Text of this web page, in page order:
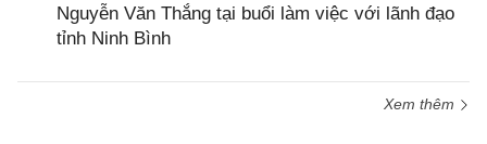
Nguyễn Văn Thắng tại buổi làm việc với lãnh đạo
tỉnh Ninh Bình
Xem thêm